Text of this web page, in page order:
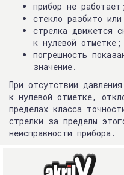
прибор не работает;
стекло разбито
стрелка движется
к нулевой отметке;
погрешность
значение.
При отсутствии
к нулевой отметке,
пределах класса
стрелки за пределы
неисправности прибора.